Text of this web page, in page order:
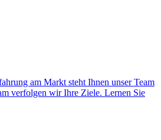
am Markt steht Ihnen unser Team
verfolgen wir Ihre Ziele. Lernen Sie